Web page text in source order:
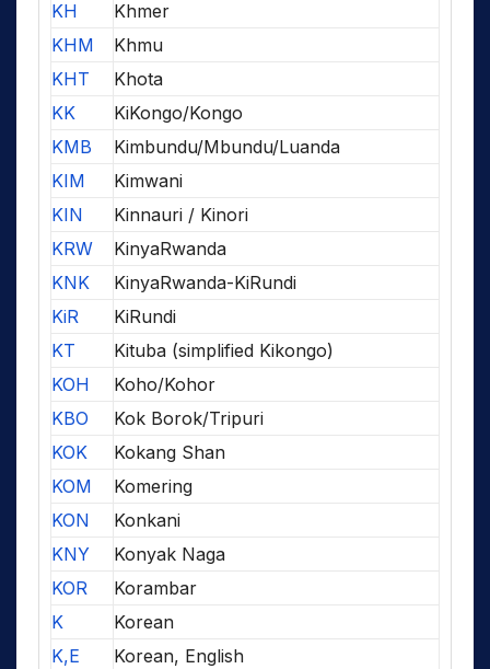
KH
Khmer
KHM
Khmu
KHT
Khota
KK
KiKongo/Kongo
KMB
Kimbundu/Mbundu/Luanda
KIM
Kimwani
KIN
Kinnauri / Kinori
KRW
KinyaRwanda
KNK
KinyaRwanda-KiRundi
KiR
KiRundi
KT
Kituba (simplified Kikongo)
KOH
Koho/Kohor
KBO
Kok Borok/Tripuri
KOK
Kokang Shan
KOM
Komering
KON
Konkani
KNY
Konyak Naga
KOR
Korambar
K
Korean
K,E
Korean, English